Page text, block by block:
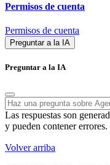
Permisos de cuenta
Permisos de cuenta
Preguntar a la IA
Preguntar a la IA
Las respuestas son
y pueden contener errores.
Volver arriba